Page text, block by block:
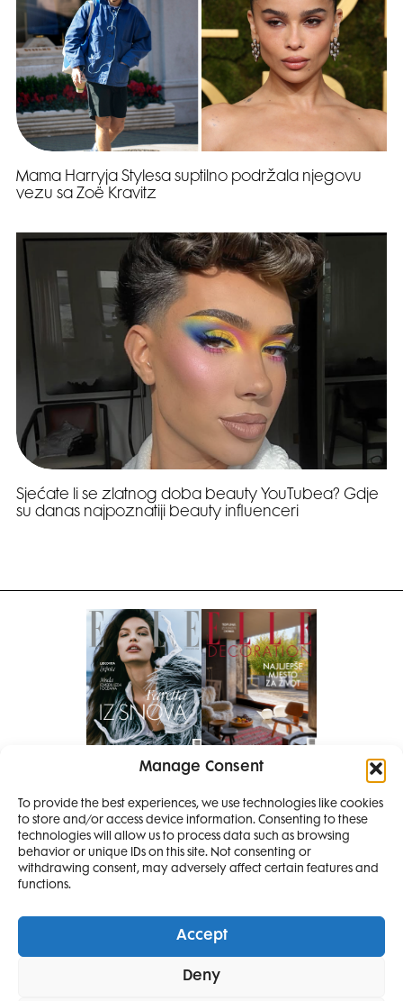
Manage Consent
To provide the best experiences, we use technologies like cookies
to store and/or access device information. Consenting to these
technologies will allow us to process data such as browsing
behavior or unique IDs on this site. Not consenting or
withdrawing consent, may adversely affect certain features and
functions.
Accept
Deny
Mama Harryja Stylesa suptilno podržala njegovu
vezu sa Zoë Kravitz
Sjećate li se zlatnog doba beauty YouTubea? Gdje
su danas najpoznatiji beauty influenceri
Pretplati se na časopis
PRETPLATITE SE
Elle ProjectsElle Beauty AwardsElle Style Awards
LifestyleDecoration
SMANJI
4 IZDANJA
I 2 IZDANJA ELLE
DECORATIONA +
POKLON